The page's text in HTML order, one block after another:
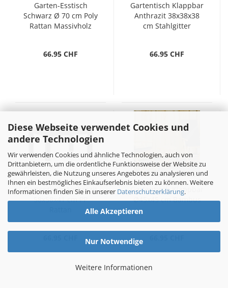
Diese Webseite verwendet Cookies und
andere Technologien
Wir verwenden Cookies und ähnliche Technologien, auch von
Drittanbietern, um die ordentliche Funktionsweise der Website zu
gewährleisten, die Nutzung unseres Angebotes zu analysieren und
Ihnen ein bestmögliches Einkaufserlebnis bieten zu können. Weitere
Informationen finden Sie in unserer Datenschutzerklärung.
Alle Akzeptieren
Nur Notwendige
Weitere Informationen
Garten-Esstisch
Schwarz Ø 70 cm Poly
Rattan Massivholz
66.95 CHF
Gartentisch Klappbar
Anthrazit 38x38x38
cm Stahlgitter
66.95 CHF
Gartentisch Anthrazit
58x58x41 cm PP
Gartentisch Klappbar
Ø45x45 cm Bambus